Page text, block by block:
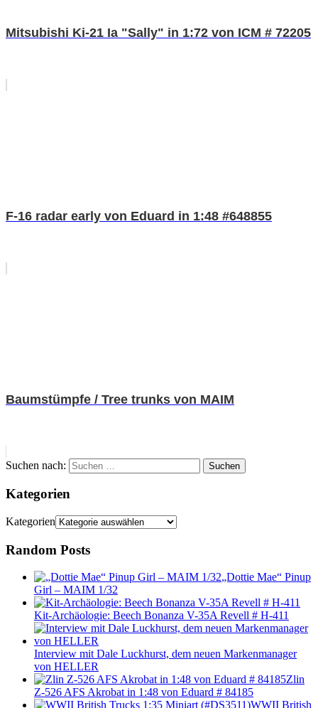
Mitsubishi Ki-21 Ia "Sally" in 1:72 von ICM # 72205
F-16 radar early von Eduard in 1:48 #648855
Baumstümpfe / Tree trunks von MAIM
Suchen nach: Suchen
Kategorien
Kategorien
Random Posts
„Dottie Mae“ Pinup
Girl – MAIM 1/32
Kit-Archäologie: Beech Bonanza V-35A Revell # H-411
Interview mit Dale Luckhurst, dem neuen Markenmanager
von HELLER
Zlin
Z-526 AFS Akrobat in 1:48 von Eduard # 84185
WWII British